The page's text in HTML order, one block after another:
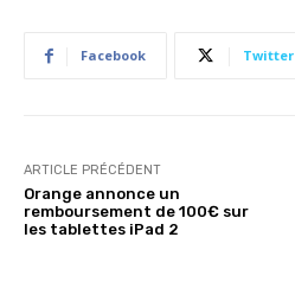
Facebook Twitter
ARTICLE PRÉCÉDENT
Orange annonce un
remboursement de 100€ sur
les tablettes iPad 2